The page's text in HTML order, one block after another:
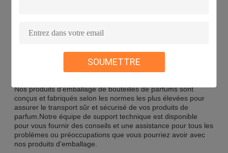
SOUMETTRE
Personnalisation:
Assistance et services:
Nos produits d'emballage de bouteilles de parfums sont
conçus et fabriqués selon les normes les plus élevées pour
assurer le transport sûr et sécurisé de vos produits de
parfum.Notre équipe de support technique est disponible
pour vous fournir des conseils et une assistance pour tous les
problèmes ou préoccupations que vous pourriez avoir avec
nos produits d'emballage.